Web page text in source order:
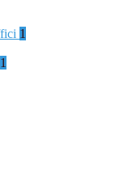
1
1